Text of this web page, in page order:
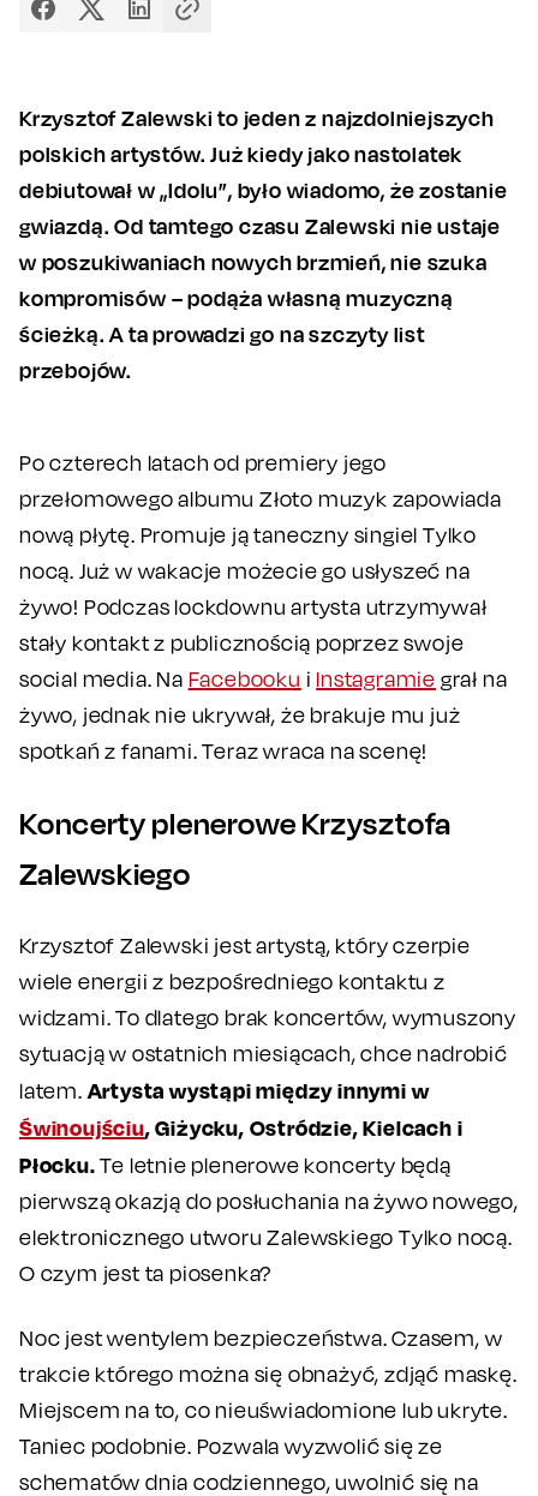
Krzysztof Zalewski to jeden z najzdolniejszych
polskich artystów. Już kiedy jako nastolatek
debiutował w „Idolu”, było wiadomo, że zostanie
gwiazdą. Od tamtego czasu Zalewski nie ustaje
w poszukiwaniach nowych brzmień, nie szuka
kompromisów – podąża własną muzyczną
ścieżką. A ta prowadzi go na szczyty list
przebojów.
Po czterech latach od premiery jego
przełomowego albumu Złoto muzyk zapowiada
nową płytę. Promuje ją taneczny singiel Tylko
nocą. Już w wakacje możecie go usłyszeć na
żywo! Podczas lockdownu artysta utrzymywał
stały kontakt z publicznością poprzez swoje
social media. Na Facebooku i Instagramie grał na
żywo, jednak nie ukrywał, że brakuje mu już
spotkań z fanami. Teraz wraca na scenę!
Koncerty plenerowe Krzysztofa
Zalewskiego
Krzysztof Zalewski jest artystą, który czerpie
wiele energii z bezpośredniego kontaktu z
widzami. To dlatego brak koncertów, wymuszony
sytuacją w ostatnich miesiącach, chce nadrobić
latem. Artysta wystąpi między innymi w
Świnoujściu, Giżycku, Ostródzie, Kielcach i
Płocku.Te letnie plenerowe koncerty będą
pierwszą okazją do posłuchania na żywo nowego,
elektronicznego utworu Zalewskiego Tylko nocą.
O czym jest ta piosenka?
Noc jest wentylem bezpieczeństwa. Czasem, w
trakcie którego można się obnażyć, zdjąć maskę.
Miejscem na to, co nieuświadomione lub ukryte.
Taniec podobnie. Pozwala wyzwolić się ze
schematów dnia codziennego, uwolnić się na